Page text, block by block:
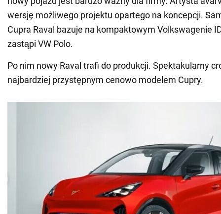
wersję możliwego projektu opartego na koncepcji.
Cupra Raval bazuje na kompaktowym Volkswagenie
zastąpi VW Polo.
Po nim nowy Raval trafi do produkcji. Spektakularny
najbardziej przystępnym cenowo modelem Cupry.